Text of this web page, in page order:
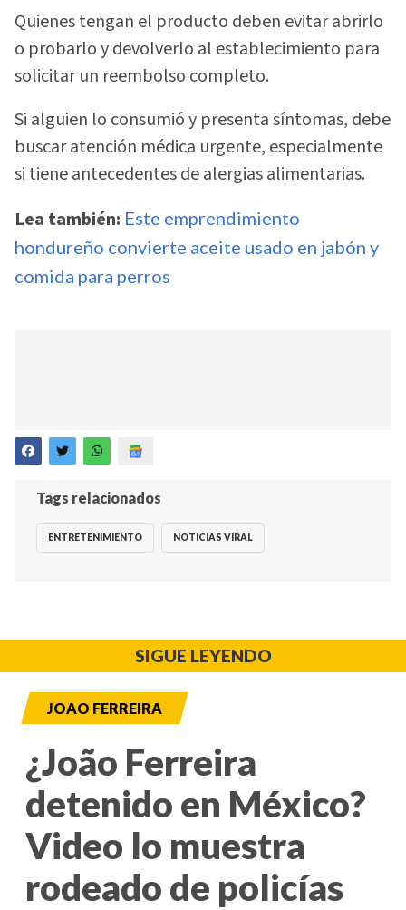
Quienes tengan el producto deben evitar abrirlo
o probarlo y devolverlo al establecimiento para
solicitar un reembolso completo.
Si alguien lo consumió y presenta síntomas, debe
buscar atención médica urgente, especialmente
si tiene antecedentes de alergias alimentarias.
Lea también: Este emprendimiento
hondureño convierte aceite usado en jabón y
comida para perros
Tags relacionados
ENTRETENIMIENTO NOTICIAS VIRAL
SIGUE LEYENDO
JOAO FERREIRA
¿João Ferreira
detenido en México?
Video lo muestra
rodeado de policías